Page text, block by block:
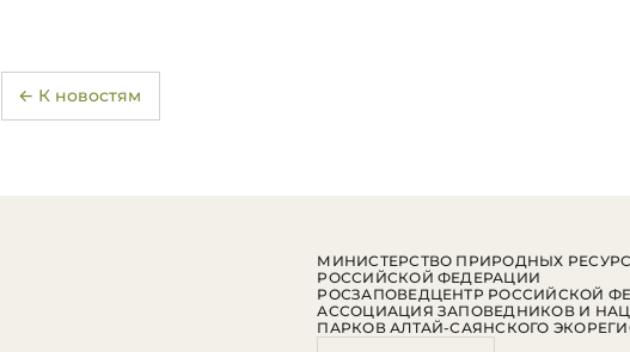
← К новостям
МИНИСТЕРСТВО ПРИРОДНЫХ
РОССИЙСКОЙ ФЕДЕРАЦИИ
РОСЗАПОВЕДЦЕНТР РОССИЙСКОЙ
АССОЦИАЦИЯ ЗАПОВЕДНИКОВ И
ПАРКОВ АЛТАЙ-САЯНСКОГО